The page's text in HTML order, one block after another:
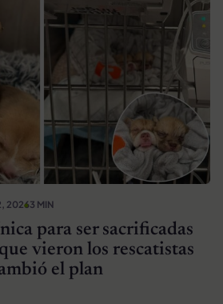
20263 MIN
para ser sacrificadas
vieron los rescatistas
el plan